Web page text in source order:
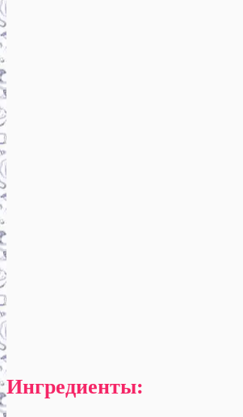
Ингредиенты: